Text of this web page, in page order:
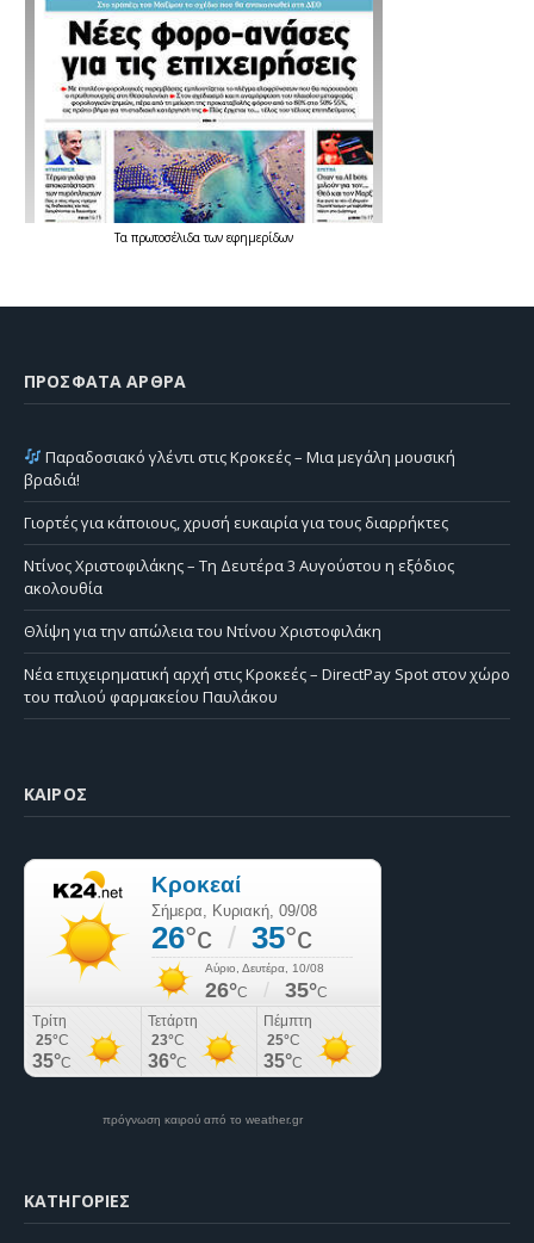
Τα πρωτοσέλιδατων εφημερίδων
ΠΡΌΣΦΑΤΑ ΆΡΘΡΑ
Παραδοσιακό γλέντι στις Κροκεές – Μια μεγάλη μουσική
βραδιά!
Γιορτές για κάποιους, χρυσή ευκαιρία για τους διαρρήκτες
Ντίνος Χριστοφιλάκης – Τη Δευτέρα 3 Αυγούστου η εξόδιος
ακολουθία
Θλίψη για την απώλεια του Ντίνου Χριστοφιλάκη
Νέα επιχειρηματική αρχή στις Κροκεές – DirectPay Spot στον χώρο
του παλιού φαρμακείου Παυλάκου
ΚΑΙΡΌΣ
πρόγνωση καιρού από το weather.gr
KΑΤΗΓΟΡΊΕΣ